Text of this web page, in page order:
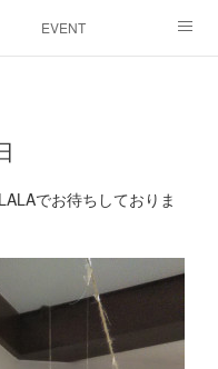
EVENT
でお待ちしておりま